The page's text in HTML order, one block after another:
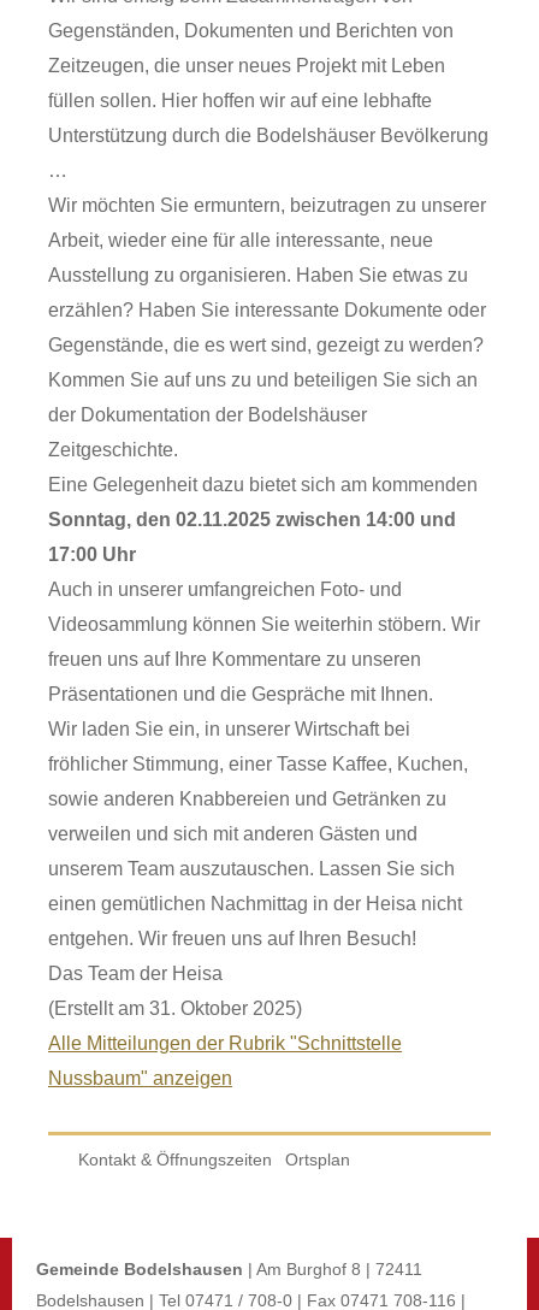
Gegenständen, Dokumenten und Berichten von
Zeitzeugen, die unser neues Projekt mit Leben
füllen sollen. Hier hoffen wir auf eine lebhafte
Unterstützung durch die Bodelshäuser Bevölkerung
…
Wir möchten Sie ermuntern, beizutragen zu unserer
Arbeit, wieder eine für alle interessante, neue
Ausstellung zu organisieren. Haben Sie etwas zu
erzählen? Haben Sie interessante Dokumente oder
Gegenstände, die es wert sind, gezeigt zu werden?
Kommen Sie auf uns zu und beteiligen Sie sich an
der Dokumentation der Bodelshäuser
Zeitgeschichte.
Eine Gelegenheit dazu bietet sich am kommenden
Sonntag, den 02.11.2025 zwischen 14:00 und
17:00 Uhr
Auch in unserer umfangreichen Foto- und
Videosammlung können Sie weiterhin stöbern. Wir
freuen uns auf Ihre Kommentare zu unseren
Präsentationen und die Gespräche mit Ihnen.
Wir laden Sie ein, in unserer Wirtschaft bei
fröhlicher Stimmung, einer Tasse Kaffee, Kuchen,
sowie anderen Knabbereien und Getränken zu
verweilen und sich mit anderen Gästen und
unserem Team auszutauschen. Lassen Sie sich
einen gemütlichen Nachmittag in der Heisa nicht
entgehen. Wir freuen uns auf Ihren Besuch!
Das Team der Heisa
(Erstellt am 31. Oktober 2025)
Alle Mitteilungen der Rubrik "Schnittstelle
Nussbaum" anzeigen
Kontakt & Öffnungszeiten Ortsplan
Gemeinde Bodelshausen | Am Burghof 8 | 72411
Bodelshausen | Tel 07471 / 708-0 | Fax 07471 708-116 |